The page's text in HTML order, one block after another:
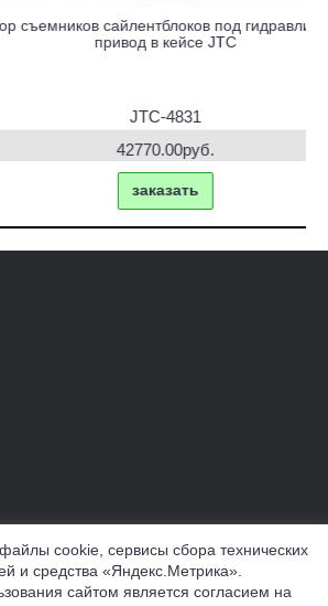
сайлентблоков под гидравлический
привод в кейсе JTC
42770.00руб.
VERTUL
cookie, сервисы сбора технических
и средства «Яндекс.Метрика».
сайтом является согласием на